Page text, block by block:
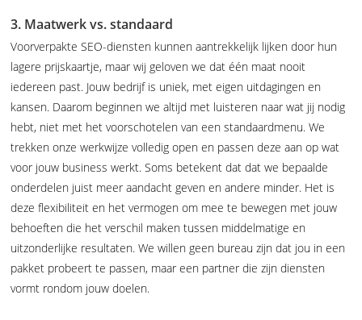
3. Maatwerk vs. standaard
Voorverpakte SEO-diensten kunnen aantrekkelijk lijken door hun
lagere prijskaartje, maar wij geloven we dat één maat nooit
iedereen past. Jouw bedrijf is uniek, met eigen uitdagingen en
kansen. Daarom beginnen we altijd met luisteren naar wat jij nodig
hebt, niet met het voorschotelen van een standaardmenu. We
trekken onze werkwijze volledig open en passen deze aan op wat
voor jouw business werkt. Soms betekent dat dat we bepaalde
onderdelen juist meer aandacht geven en andere minder. Het is
deze flexibiliteit en het vermogen om mee te bewegen met jouw
behoeften die het verschil maken tussen middelmatige en
uitzonderlijke resultaten. We willen geen bureau zijn dat jou in een
pakket probeert te passen, maar een partner die zijn diensten
vormt rondom jouw doelen.